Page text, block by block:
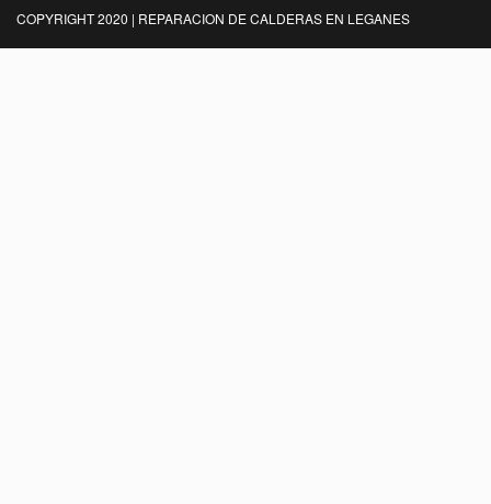
COPYRIGHT 2020 | REPARACION DE CALDERAS EN LEGANES